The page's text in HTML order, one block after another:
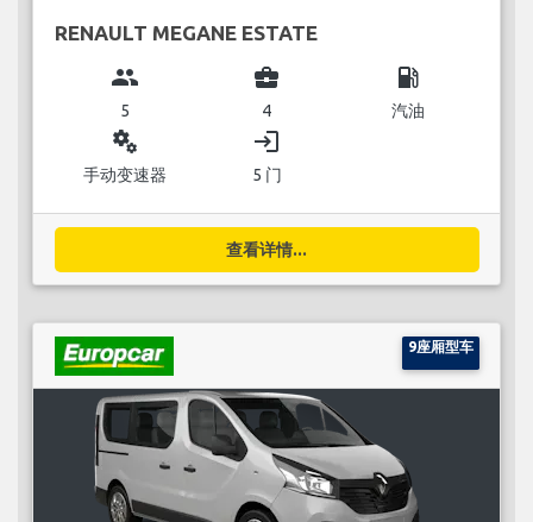
RENAULT MEGANE ESTATE
group
5
business_center
4
local_gas_station
汽油
miscellaneous_services
手动变速器
login
5 门
查看详情...
9座厢型车